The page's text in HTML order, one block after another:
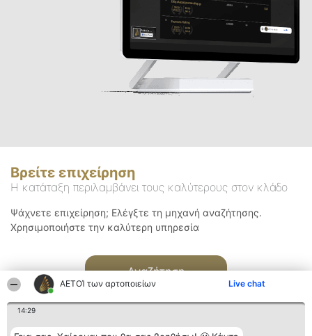
ΑΕΤΟΊ των αρτοποιείων Live chat
14:29
Βρείτε επιχείρηση
Η κατάταξη περιλαμβάνει τους καλύτερους στον κλάδο
Ψάχνετε επιχείρηση; Ελέγξτε τη μηχανή αναζήτησης.
Χρησιμοποιήστε την καλύτερη υπηρεσία
Αναζήτηση